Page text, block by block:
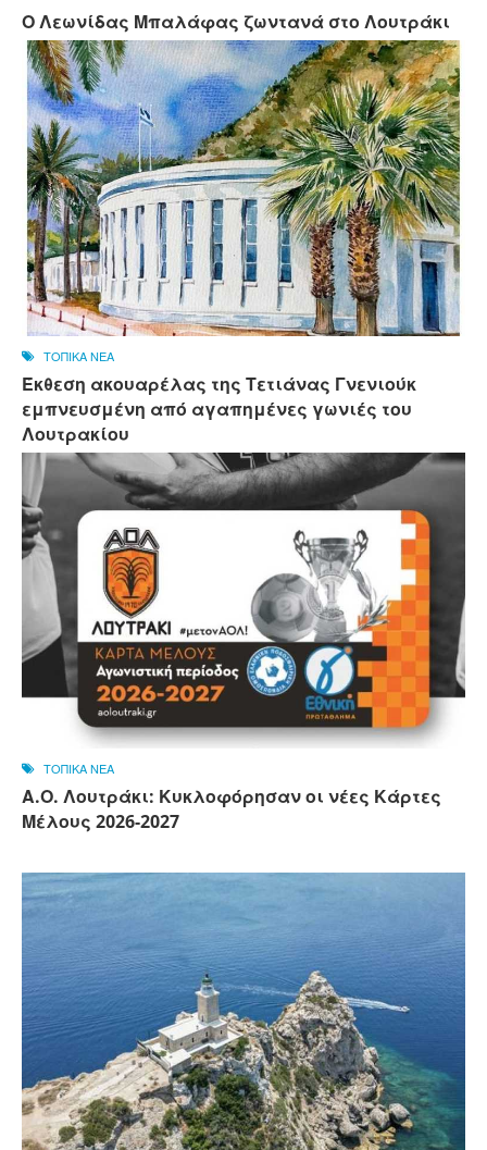
Ο Λεωνίδας Μπαλάφας ζωντανά στο Λουτράκι
ΤΟΠΙΚΑ ΝΕΑ
Έκθεση ακουαρέλας της Τετιάνας Γνενιούκ
εμπνευσμένη από αγαπημένες γωνιές του
Λουτρακίου
ΤΟΠΙΚΑ ΝΕΑ
Α.Ο. Λουτράκι: Κυκλοφόρησαν οι νέες Κάρτες
Μέλους 2026-2027